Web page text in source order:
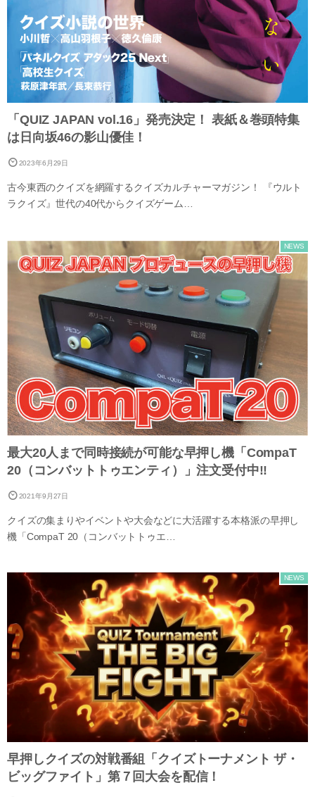
「QUIZ JAPAN vol.16」発売決定！ 表紙＆巻頭特集
は日向坂46の影山優佳！
2023年6月29日
古今東西のクイズを網羅するクイズカルチャーマガジン！ 『ウルト
ラクイズ』世代の40代からクイズゲーム…
最大20人まで同時接続が可能な早押し機「CompaT
20（コンバットトゥエンティ）」注文受付中!!
2021年9月27日
NEWS
クイズの集まりやイベントや大会などに大活躍する本格派の早押し
機「CompaT 20（コンバットトゥエ…
早押しクイズの対戦番組「クイズトーナメント ザ・
ビッグファイト」第７回大会を配信！
NEWS